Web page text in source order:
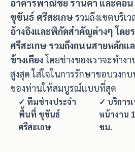
อาคารพาณิชย์ ร้านค้า และคอน
ขุขันธ์ ศรีสะเกษรวมถึงเขตบริเ
อ้างอิงและพิกัดสำคัญต่างๆ โด
ศรีสะเกษ รวมถึงถนนสายหลัก
ข้างเคียงโดยช่างของเราจะทำง
สูงสุด ใส่ใจในการรักษาขอบวงก
ของท่านให้สมบูรณ์แบบที่สุด
✓ ทีมช่างประจำ
พื้นที่ ขุขันธ์
ศรีสะเกษ
✓ บริการ
หน้างาน
ชม.